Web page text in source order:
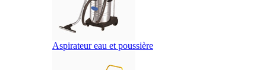
Aspirateur eau et poussière